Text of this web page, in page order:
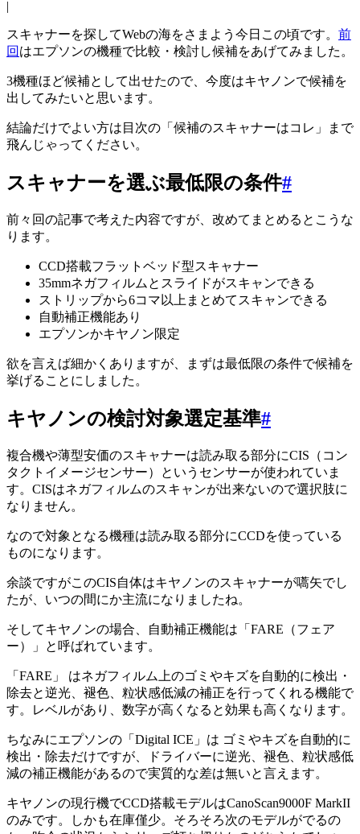
|
スキャナーを探してWebの海をさまよう今日この頃です。 前
回 はエプソンの機種で比較・検討し候補をあげてみました。
3機種ほど候補として出せたので、今度はキヤノンで候補を
出してみたいと思います。
結論だけでよい方は目次の「候補のスキャナーはコレ」まで
飛んじゃってください。
スキャナーを選ぶ最低限の条件#
前々回の記事で考えた内容ですが、改めてまとめるとこうな
ります。
CCD搭載フラットベッド型スキャナー
35mmネガフィルムとスライドがスキャンできる
ストリップから6コマ以上まとめてスキャンできる
自動補正機能あり
エプソンかキヤノン限定
欲を言えば細かくありますが、まずは最低限の条件で候補を
挙げることにしました。
キヤノンの検討対象選定基準#
複合機や薄型安価のスキャナーは読み取る部分にCIS（コン
タクトイメージセンサー）というセンサーが使われていま
す。CISはネガフィルムのスキャンが出来ないので選択肢に
なりません。
なので対象となる機種は読み取る部分にCCDを使っている
ものになります。
余談ですがこのCIS自体はキヤノンのスキャナーが嚆矢でし
たが、いつの間にか主流になりましたね。
そしてキヤノンの場合、自動補正機能は「FARE（フェア
ー）」と呼ばれています。
「FARE」 はネガフィルム上のゴミやキズを自動的に検出・
除去と逆光、褪色、粒状感低減の補正を行ってくれる機能で
す。レベルがあり、数字が高くなると効果も高くなります。
ちなみにエプソンの「Digital ICE」は ゴミやキズを自動的に
検出・除去だけですが、ドライバーに逆光、褪色、粒状感低
減の補正機能があるので実質的な差は無いと言えます。
キヤノンの現行機でCCD搭載モデルはCanoScan9000F MarkII
のみです。しかも在庫僅少。そろそろ次のモデルがでるの